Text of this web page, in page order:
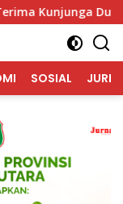
Duta Besar
SOSIAL